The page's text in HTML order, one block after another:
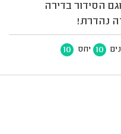
הסידור בדירה
נהדרת!
10 יחס 10